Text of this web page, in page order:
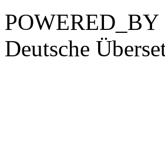
POWERED_BY
Deutsche